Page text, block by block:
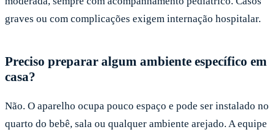
graves ou com complicações exigem internação hospitalar.
Preciso preparar algum ambiente específico em
casa?
Não. O aparelho ocupa pouco espaço e pode ser instalado no
quarto do bebê, sala ou qualquer ambiente arejado. A equipe